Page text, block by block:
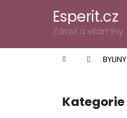
Esperit.cz
Zdraví a vitamíny
Domů BYLINY
Přeskočit
kategorie
Kategorie
í
Zpět
do
Zpět
do